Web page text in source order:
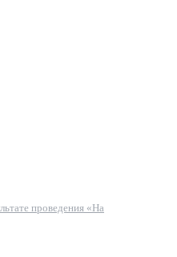
проведения «На